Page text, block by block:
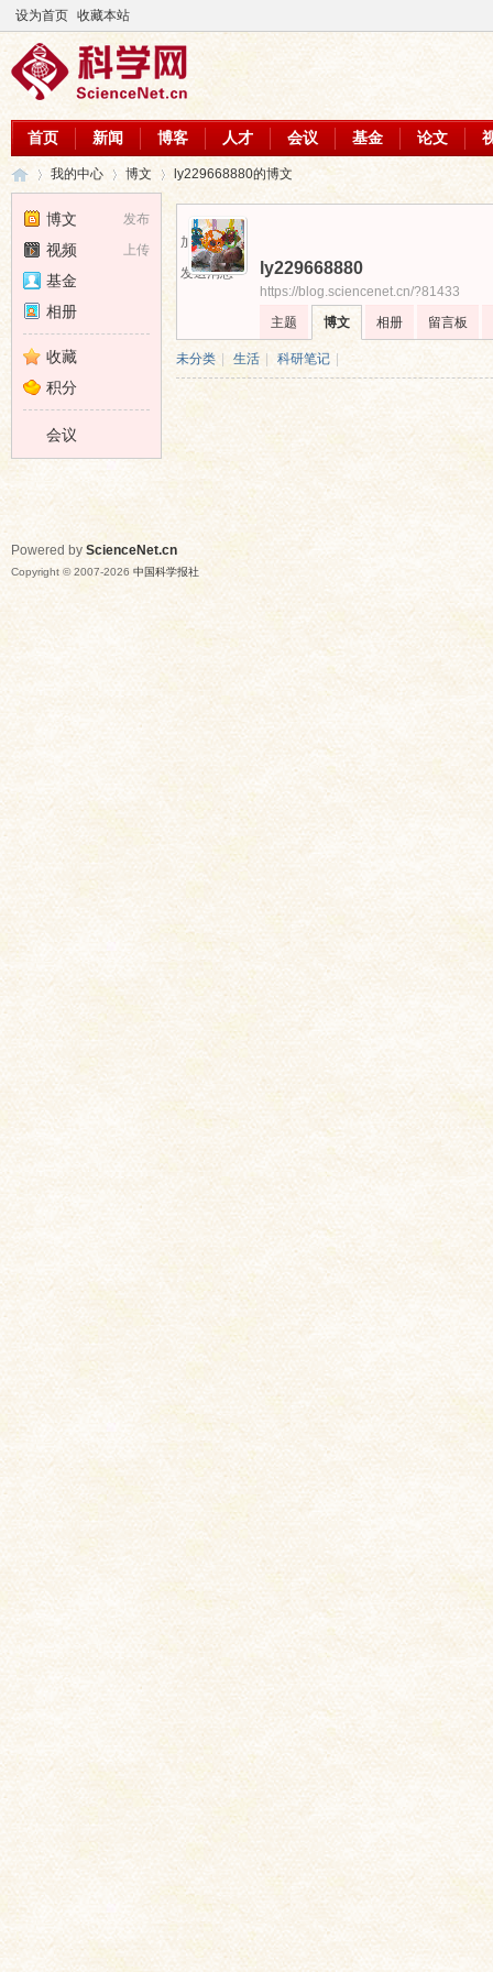
设为首页 收藏本站
首页 新闻 博客 人才 会议 基金 论文
›
我的中心 博文 ly229668880的博文
加为好友
发送消息
ly229668880
https://blog.sciencenet.cn/?81433
主题
博文 相册 留言板
未分类 生活 科研笔记
发布
博文
上传
视频
基金
相册
收藏
积分
会议
Powered by ScienceNet.cn
Copyright © 2007-2026 中国科学报社